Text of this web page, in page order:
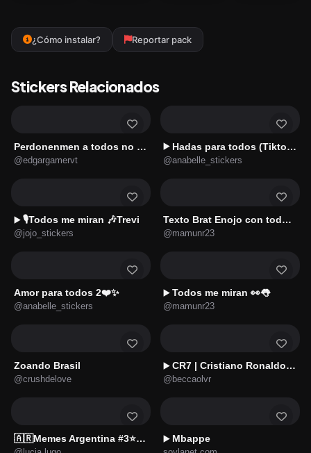
¿Cómo instalar? Reportar pack
Stickers Relacionados
Perdonenmen a todos no acepto🐖
@edgargamervt
▶️ Hadas para todos (Tiktok)🧚🏻‍♀️✨
@anabelle_stickers
▶️ 🎙️Todos me miran 🎶Trevi
@jojo_stickers
Texto Brat Enojo con todos 😡
@mamunr23
Amor para todos 2❤️✨
@anabelle_stickers
▶️ Todos me miran 👀👅
@mamunr23
Zoando Brasil
@crushdelove
▶️ CR7 | Cristiano Ronaldo 7️⃣
@beccaolvr
🇦🇷Memes Argentina #3⭐⭐⭐ ▶️ Mbappe